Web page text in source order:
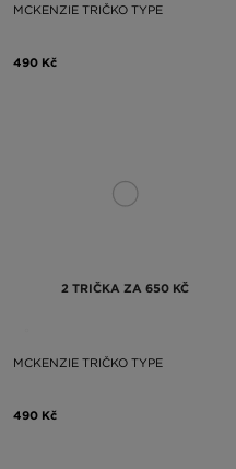
MCKENZIE TRIČKO TYPE
490 Kč
2 TRIČKA ZA 650 KČ
MCKENZIE TRIČKO TYPE
490 Kč